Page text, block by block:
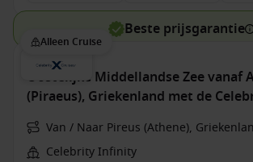
Beste prijsgarantie
Alleen Cruise
Oostelijke Middellandse Zee vanaf
(Piraeus), Griekenland met de
Van / Naar Pireus (Athene),
Celebrity Infinity